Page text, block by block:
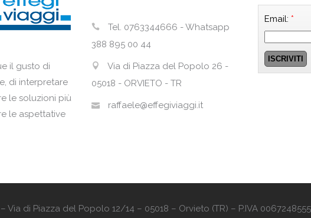
il gusto di
di interpretare
le soluzioni più
le aspettative
Tel. 0763344666 - Whatsapp
388 895 00 44
Via di Piazza del Popolo 26 -
05018 - ORVIETO - TR
raffaele@effegiviaggi.it
Email: *
– Via di Piazza del Popolo 12/14 – 05018 – Orvieto (TR) – P.IVA